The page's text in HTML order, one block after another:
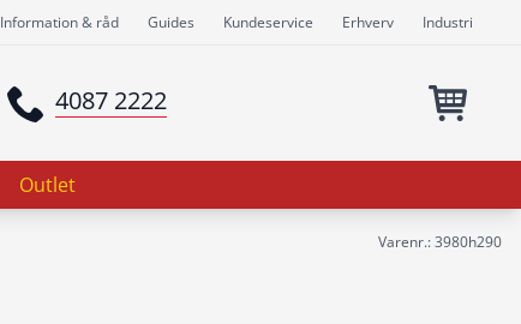
Information & råd Guides Kundeservice Erhverv Industri
4087 2222
Outlet
Varenr.: 3980h290